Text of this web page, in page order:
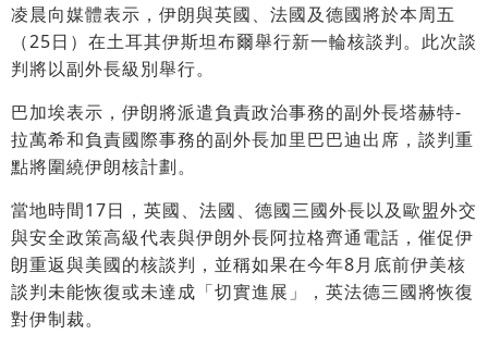
凌晨向媒體表示，伊朗與英國、法國及德國將於本周五
（25日）在土耳其伊斯坦布爾舉行新一輪核談判。此次談
判將以副外長級別舉行。
巴加埃表示，伊朗將派遣負責政治事務的副外長塔赫特-
拉萬希和負責國際事務的副外長加里巴巴迪出席，談判重
點將圍繞伊朗核計劃。
當地時間17日，英國、法國、德國三國外長以及歐盟外交
與安全政策高級代表與伊朗外長阿拉格齊通電話，催促伊
朗重返與美國的核談判，並稱如果在今年8月底前伊美核
談判未能恢復或未達成「切實進展」，英法德三國將恢復
對伊制裁。